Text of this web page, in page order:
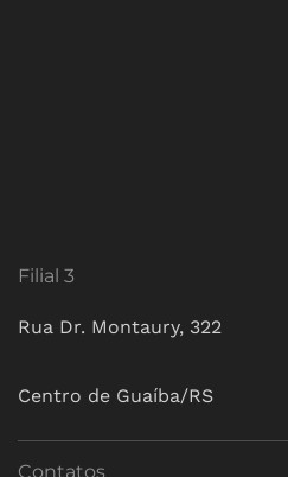
Filial 3
Rua Dr. Montaury, 322
Centro de Guaíba/RS
Contatos